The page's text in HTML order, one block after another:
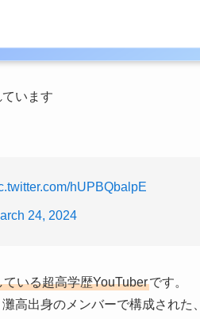
います
hUPBQbalpE
24, 2024
いる超高学歴YouTuberです。
高出身のメンバーで構成された、